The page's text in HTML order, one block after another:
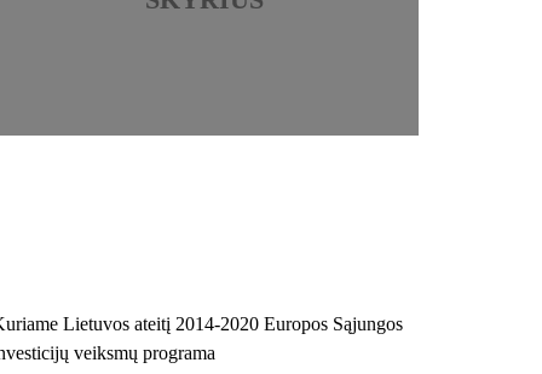
Lietuvos ateitį 2014-2020 Europos Sąjungos
veiksmų programa